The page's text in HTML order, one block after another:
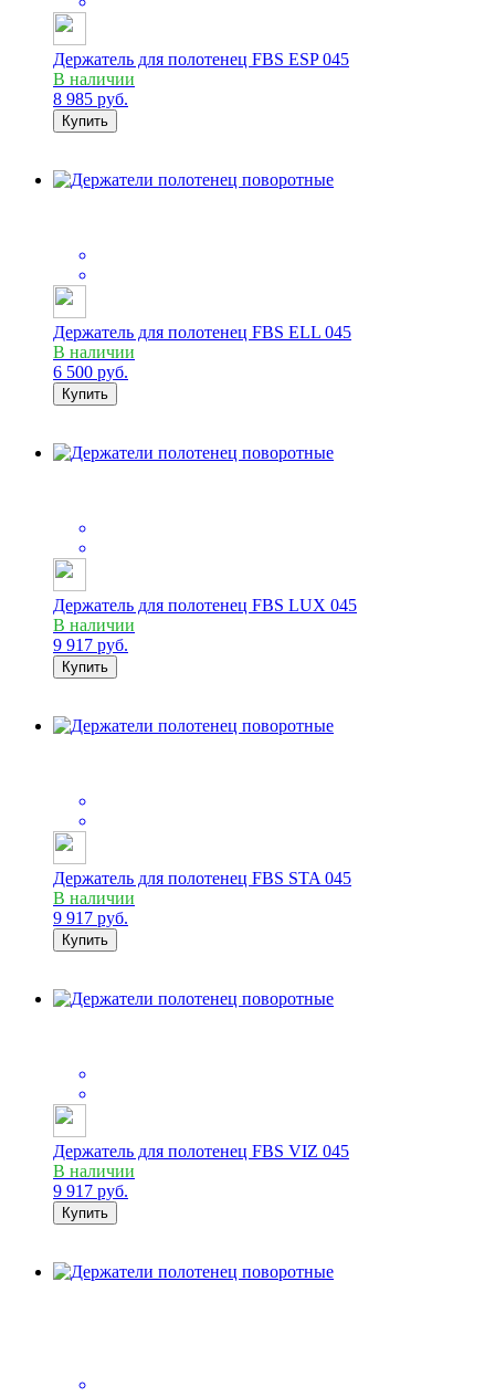
Держатель для полотенец FBS ESP 045
В наличии
8 985 руб.
Купить
Держатель для полотенец FBS ELL 045
В наличии
6 500 руб.
Купить
Держатель для полотенец FBS LUX 045
В наличии
9 917 руб.
Купить
Держатель для полотенец FBS STA 045
В наличии
9 917 руб.
Купить
Держатель для полотенец FBS VIZ 045
В наличии
9 917 руб.
Купить